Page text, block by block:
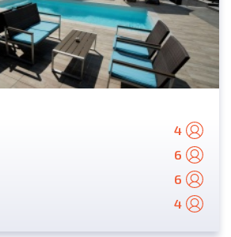
4
6
6
4